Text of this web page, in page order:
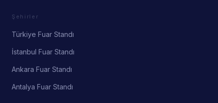
Şehirler
Türkiye Fuar Standı
İstanbul Fuar Standı
Ankara Fuar Standı
Antalya Fuar Standı